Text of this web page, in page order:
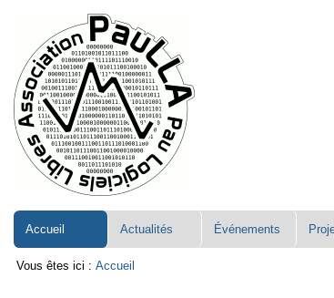
contenu.
Aller
à
la
navigation
Accueil Actualités Événements
Vous êtes ici : Accueil